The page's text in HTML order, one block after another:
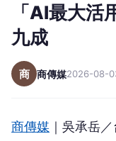
「AI最大
九成
商 商傳媒2026-08-
商傳媒 ｜吳承岳